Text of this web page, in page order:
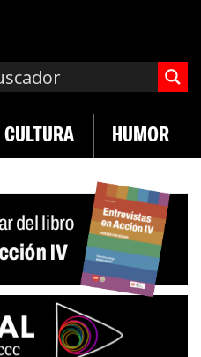
CULTURA HUMOR
Exportaciones del agro